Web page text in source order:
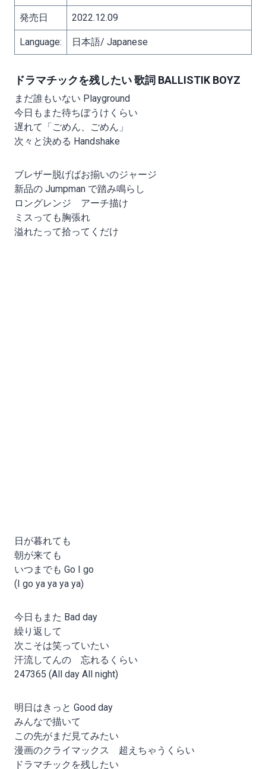
発売日 2022.12.09
Language: 日本語/ Japanese
ドラマチックを残したい 歌詞 BALLISTIK BOYZ
まだ誰もいない Playground
今日もまた待ちぼうけくらい
遅れて「ごめん、ごめん」
次々と決める Handshake
ブレザー脱げばお揃いのジャージ
新品の Jumpman で踏み鳴らし
ロングレンジ アーチ描け
ミスっても胸張れ
溢れたって拾ってくだけ
日が暮れても
朝が来ても
いつまでも Go I go
(I go ya ya ya ya)
今日もまた Bad day
繰り返して
次こそは笑っていたい
汗流してんの 忘れるくらい
247365 (All day All night)
明日はきっと Good day
みんなで描いて
この先がまだ見てみたい
漫画のクライマックス 超えちゃうくらい
ドラマチックを残したい